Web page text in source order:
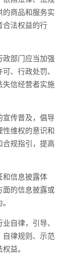
商品和服务实
合法权益的行
部门应当加强
、行政处罚、
失信经营者实施
传普及，倡导
维权的意识和
规指引，提高
信息披露体
面的信息披露或
自律，引导、
自律规则、示范
益。